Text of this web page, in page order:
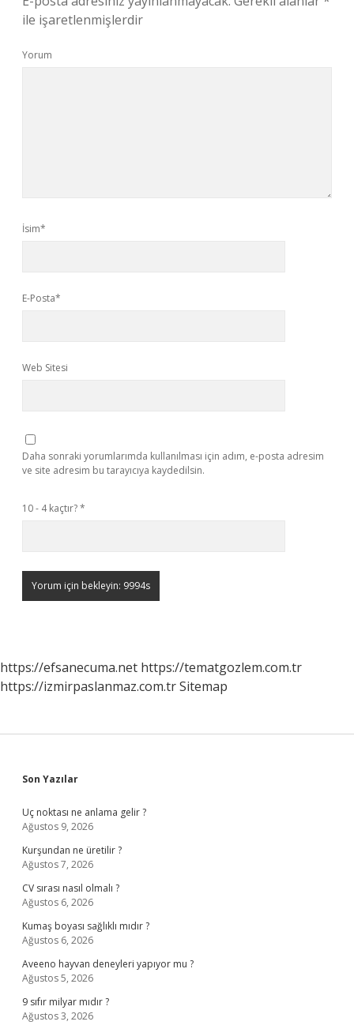
ile işaretlenmişlerdir
Yorum
İsim*
E-Posta*
Web Sitesi
Daha sonraki yorumlarımda kullanılması için adım, e-posta adresim
ve site adresim bu tarayıcıya kaydedilsin.
10 - 4 kaçtır?*
https://efsanecuma.net https://tematgozlem.com.tr
https://izmirpaslanmaz.com.trSitemap
Sidebar
Son Yazılar
Uç noktası ne anlama gelir ?
Ağustos 9, 2026
Kurşundan ne üretilir ?
Ağustos 7, 2026
CV sırası nasıl olmalı ?
Ağustos 6, 2026
Kumaş boyası sağlıklı mıdır ?
Ağustos 6, 2026
Aveeno hayvan deneyleri yapıyor mu ?
Ağustos 5, 2026
9 sıfır milyar mıdır ?
Ağustos 3, 2026